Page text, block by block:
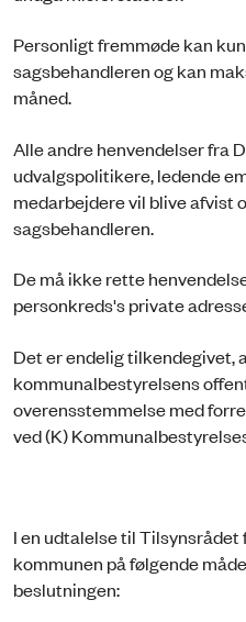
Personligt fremmøde kan
sagsbehandleren og kan
måned.
Alle andre henvendelser fra
udvalgspolitikere, ledende
medarbejdere vil blive afvist
sagsbehandleren.
De må ikke rette
personkreds's private
Det er endelig tilkendegivet,
kommunalbestyrelsens
overensstemmelse med
ved (K)
I en udtalelse til
kommunen på følgende
beslutningen: